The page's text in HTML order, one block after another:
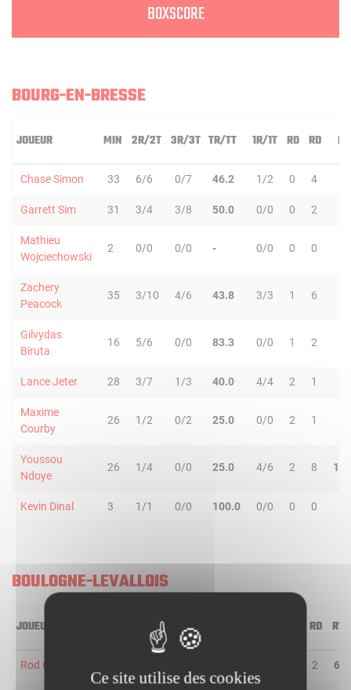
BOXSCORE
BOURG-EN-BRESSE
JOUEUR MIN 2R/2T 3R/3T TR/TT 1R/1T RO RD RT
Chase Simon 33 6/6 0/7 46.2 1/2 0 4
Garrett Sim 31 3/4 3/8 50.0 0/0 0 2
Mathieu
Wojciechowski
2 0/0 0/0 - 0/0 0 0
Zachery
Peacock
35 3/10 4/6 43.8 3/3 1 6
Gilvydas
Biruta
16 5/6 0/0 83.3 0/0 1 2
Lance Jeter 28 3/7 1/3 40.0 4/4 2 1
Maxime
Courby
26 1/2 0/2 25.0 0/0 2 1
Youssou
Ndoye
26 1/4 0/0 25.0 4/6 2 8 10
Kevin Dinal 3 1/1 0/0 100.0 0/0 0 0
BOULOGNE-LEVALLOIS
JOUEUR 3R/3T TR/TT RD RT
Rod Odom 2 6
Ce site utilise des cookies